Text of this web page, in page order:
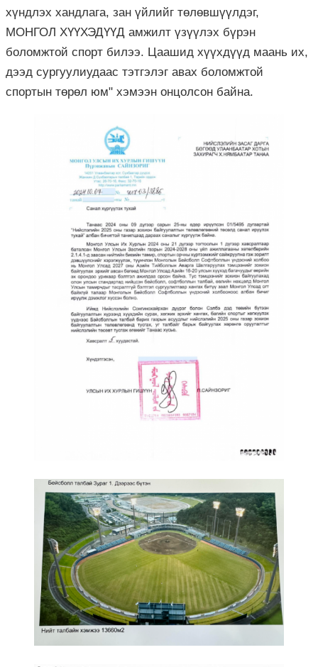
хүндлэх хандлага, зан үйлийг төлөвшүүлдэг,
МОНГОЛ ХҮҮХЭДҮҮД амжилт үзүүлэх бүрэн
боломжтой спорт билээ. Цаашид хүүхдүүд маань их,
дээд сургуулиудаас тэтгэлэг авах боломжтой
спортын төрөл юм" хэмээн онцолсон байна.